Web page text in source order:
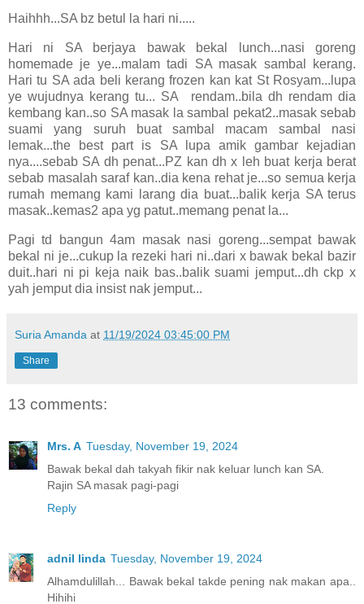
Haihhh...SA bz betul la hari ni.....
Hari ni SA berjaya bawak bekal lunch...nasi goreng
homemade je ye...malam tadi SA masak sambal kerang.
Hari tu SA ada beli kerang frozen kan kat St Rosyam...lupa
ye wujudnya kerang tu... SA rendam..bila dh rendam dia
kembang kan..so SA masak la sambal pekat2..masak sebab
suami yang suruh buat sambal macam sambal nasi
lemak...the best part is SA lupa amik gambar kejadian
nya....sebab SA dh penat...PZ kan dh x leh buat kerja berat
sebab masalah saraf kan..dia kena rehat je...so semua kerja
rumah memang kami larang dia buat...balik kerja SA terus
masak..kemas2 apa yg patut..memang penat la...
Pagi td bangun 4am masak nasi goreng...sempat bawak
bekal ni je...cukup la rezeki hari ni..dari x bawak bekal bazir
duit..hari ni pi keja naik bas..balik suami jemput...dh ckp x
yah jemput dia insist nak jemput...
Suria Amanda at 11/19/2024 03:45:00 PM
Share
13 comments:
Mrs. A Tuesday, November 19, 2024
Bawak bekal dah takyah fikir nak keluar lunch kan SA.
Rajin SA masak pagi-pagi
Reply
adnil linda Tuesday, November 19, 2024
Alhamdulillah... Bawak bekal takde pening nak makan apa..
Hihihi